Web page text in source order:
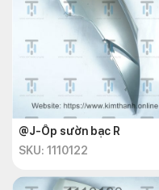
@J-Ốp sườn bạc R
SKU: 1110122